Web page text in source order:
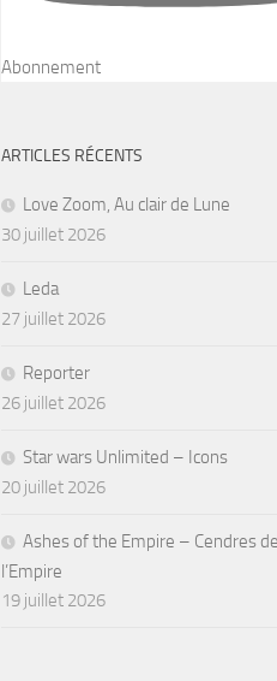
Abonnement
ARTICLES RÉCENTS
Love Zoom, Au clair de Lune
30 juillet 2026
Leda
27 juillet 2026
Reporter
26 juillet 2026
Star wars Unlimited – Icons
20 juillet 2026
Ashes of the Empire – Cendres de
l’Empire
19 juillet 2026